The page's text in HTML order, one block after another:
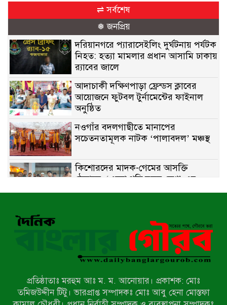
⇌ সর্বশেষ
❅ জনপ্রিয়
দরিয়ানগরে প্যারাসেইলিং দুর্ঘটনায় পর্যটক
নিহত: হত্যা মামলার প্রধান আসামি ঢাকায়
র‌্যাবের জালে
আদাচাকী দক্ষিণপাড়া ফ্রেন্ডস ক্লাবের
আয়োজনে ফুটবল টুর্নামেন্টের ফাইনাল
অনুষ্ঠিত
নওগাঁর বদলগাছীতে মানাপের
সচেতনতামূলক নাটক ‘পালাবদল’ মঞ্চস্থ
কিশোরদের মাদক-গেমের আসক্তি
ঠেকাতে, ‘এসো গড়ি নতুন দেশ’-এর
ফুটবল বিতরণ
নন্দীগ্রামে সরকারি খাস জমির রাস্তা দখল,
চলাচলে চরম দুর্ভোগ; ইউএনওর হস্তক্ষেপ
নাটোরের পাটুলে পানিতে ডুবে নন্দীগ্রামের
স্কুলছাত্রের মর্মান্তিক মৃত্যু
প্রতিষ্ঠাতাঃ মরহুম আঃ ম. ম. আনোয়ার। প্রকাশক: মোঃ
তমিজউদ্দীন টিটু। ভারপ্রাপ্ত সম্পাদকঃ মোঃ আবু হেনা মোস্তফা